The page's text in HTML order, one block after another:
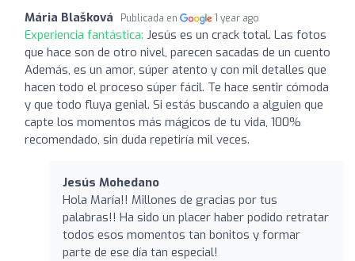
Mária Blašková Publicada en 1 year ago
Experiencia fantástica: Jesús es un crack total. Las fotos
que hace son de otro nivel, parecen sacadas de un cuento
Además, es un amor, súper atento y con mil detalles que
hacen todo el proceso súper fácil. Te hace sentir cómoda
y que todo fluya genial. Si estás buscando a alguien que
capte los momentos más mágicos de tu vida, 100%
recomendado, sin duda repetiría mil veces.
Jesús Mohedano
Hola María!! Millones de gracias por tus
palabras!! Ha sido un placer haber podido retratar
todos esos momentos tan bonitos y formar
parte de ese día tan especial!